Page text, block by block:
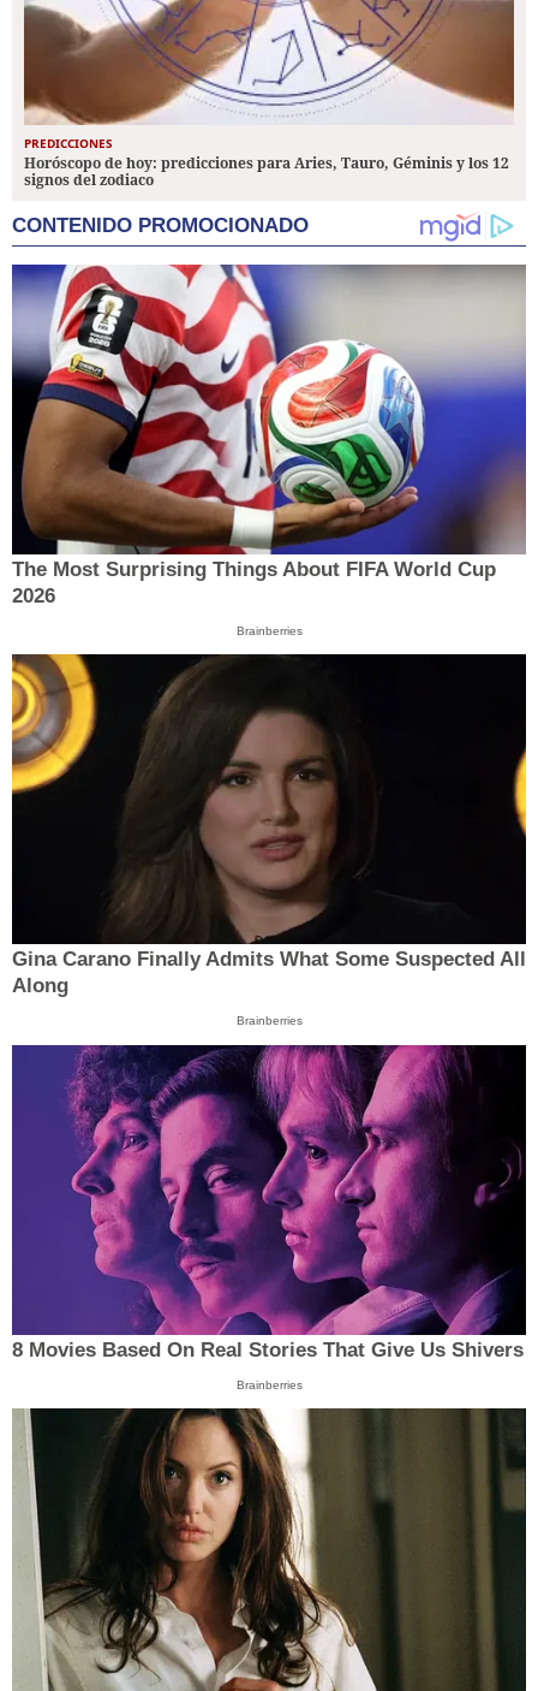
PREDICCIONES
Horóscopo de hoy: predicciones para Aries, Tauro, Géminis y los 12
signos del zodiaco
CONTENIDO PROMOCIONADO
The Most Surprising Things About FIFA World Cup
2026
Brainberries
Gina Carano Finally Admits What Some Suspected All
Along
Brainberries
8 Movies Based On Real Stories That Give Us Shivers
Brainberries